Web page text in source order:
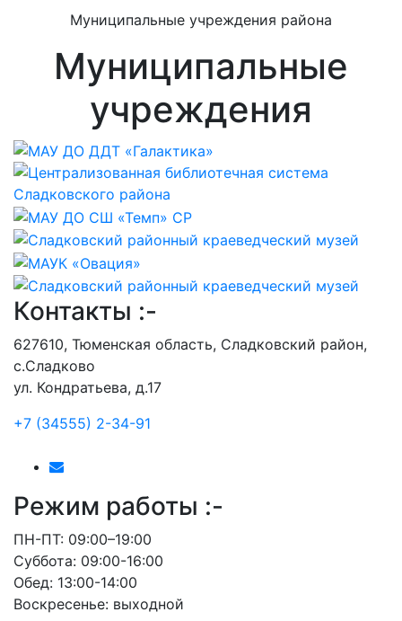
Муниципальные учреждения района
Муниципальные
учреждения
Контакты :-
627610, Тюменская область, Сладковский район,
с.Сладково
ул. Кондратьева, д.17
+7 (34555) 2-34-91
Режим работы :-
ПН-ПТ: 09:00–19:00
Суббота: 09:00-16:00
Обед: 13:00-14:00
Воскресенье: выходной